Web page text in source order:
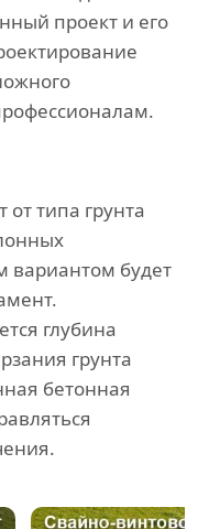
проект и его
типа грунта
будет
глубина
грунта
бетонная